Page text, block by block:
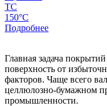
ТС
150°C
Подробнее
Главная задача
поверхность от
факторов. Чаще всего
целлюлозно-бумажном
промышленности.